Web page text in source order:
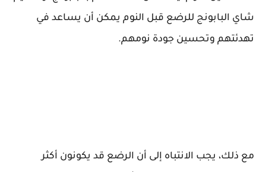
شاي البابونج للرضع قبل النوم يمكن أن يساعد في
تهدئتهم وتحسين جودة نومهم.
مع ذلك، يجب الانتباه إلى أن الرضع قد يكونون أكثر